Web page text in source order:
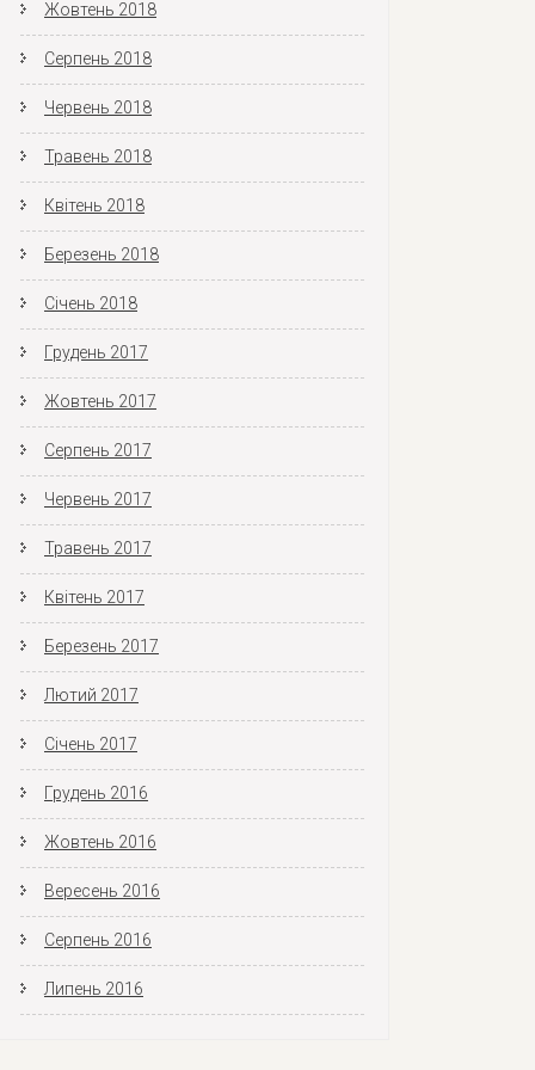
Жовтень 2018
Серпень 2018
Червень 2018
Травень 2018
Квітень 2018
Березень 2018
Січень 2018
Грудень 2017
Жовтень 2017
Серпень 2017
Червень 2017
Травень 2017
Квітень 2017
Березень 2017
Лютий 2017
Січень 2017
Грудень 2016
Жовтень 2016
Вересень 2016
Серпень 2016
Липень 2016